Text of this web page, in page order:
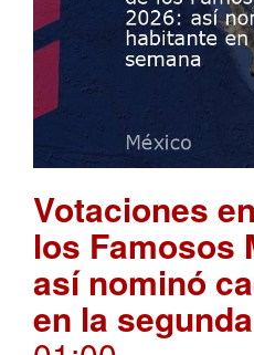
Votaciones
los Famosos
así nominó
en la